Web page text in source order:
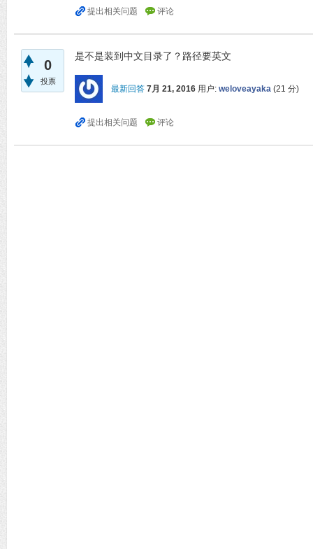
0
投票
是不是装到中文目录了？路径要英文
最新回答 7月 21, 2016 用户: weloveayaka (21 分)